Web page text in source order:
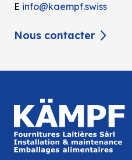
E info@kaempf.swiss
Nous contacter